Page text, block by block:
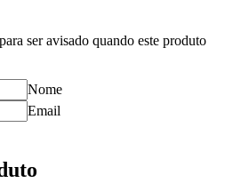
ser avisado quando este produto
Nome
Email